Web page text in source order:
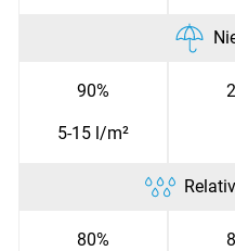
90%
5-15 l/m²
80%